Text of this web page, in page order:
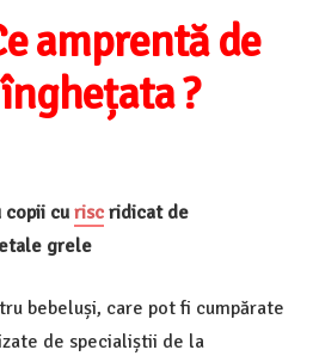
amprentă de
?
cu risc ridicat de
grele
bebeluși, care pot fi cumpărate
de specialiștii de la